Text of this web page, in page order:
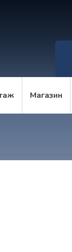
Магазин